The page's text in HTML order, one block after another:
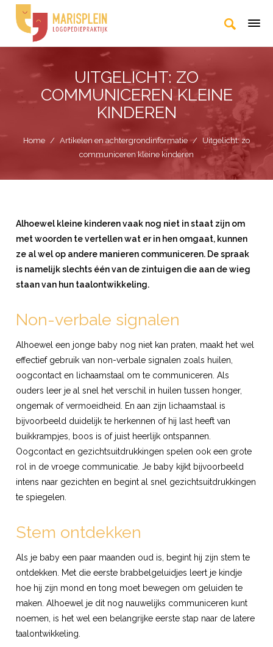
UITGELICHT: ZO
COMMUNICEREN KLEINE
KINDEREN
Home / Artikelen en achtergrondinformatie / Uitgelicht: zo
communiceren kleine kinderen
Alhoewel kleine kinderen vaak nog niet in staat zijn om
met woorden te vertellen wat er in hen omgaat, kunnen
ze al wel op andere manieren communiceren. De spraak
is namelijk slechts één van de zintuigen die aan de wieg
staan van hun taalontwikkeling.
Non-verbale signalen
Alhoewel een jonge baby nog niet kan praten, maakt het wel
effectief gebruik van non-verbale signalen zoals huilen,
oogcontact en lichaamstaal om te communiceren. Als
ouders leer je al snel het verschil in huilen tussen honger,
ongemak of vermoeidheid. En aan zijn lichaamstaal is
bijvoorbeeld duidelijk te herkennen of hij last heeft van
buikkrampjes, boos is of juist heerlijk ontspannen.
Oogcontact en gezichtsuitdrukkingen spelen ook een grote
rol in de vroege communicatie. Je baby kijkt bijvoorbeeld
intens naar gezichten en begint al snel gezichtsuitdrukkingen
te spiegelen.
Stem ontdekken
Als je baby een paar maanden oud is, begint hij zijn stem te
ontdekken. Met die eerste brabbelgeluidjes leert je kindje
hoe hij zijn mond en tong moet bewegen om geluiden te
maken. Alhoewel je dit nog nauwelijks communiceren kunt
noemen, is het wel een belangrijke eerste stap naar de latere
taalontwikkeling.